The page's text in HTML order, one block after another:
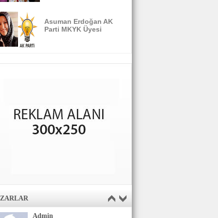
Asuman Erdoğan AK
Parti MKYK Üyesi
Admin